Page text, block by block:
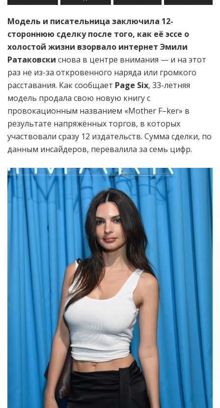
Модель и писательница заключила 12-
стороннюю сделку после того, как её эссе о
холостой жизни взорвало интернет Эмили
Ратаковски снова в центре внимания — и на этот
раз не из-за откровенного наряда или громкого
расставания. Как сообщает Page Six, 33-летняя
модель продала свою новую книгу с
провокационным названием «Mother F–ker» в
результате напряжённых торгов, в которых
участвовали сразу 12 издательств. Сумма сделки, по
данным инсайдеров, перевалила за семь цифр.